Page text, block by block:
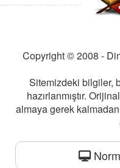
Copyright © 2008 -
Sitemizdeki bilgiler,
hazırlanmıştır.
almaya gerek